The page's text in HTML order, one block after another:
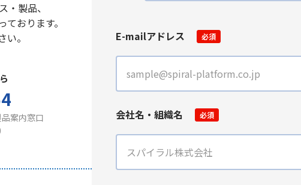
・製品、
おります。
。
案内窓口
E-mailアドレス 必須
会社名・組織名 必須